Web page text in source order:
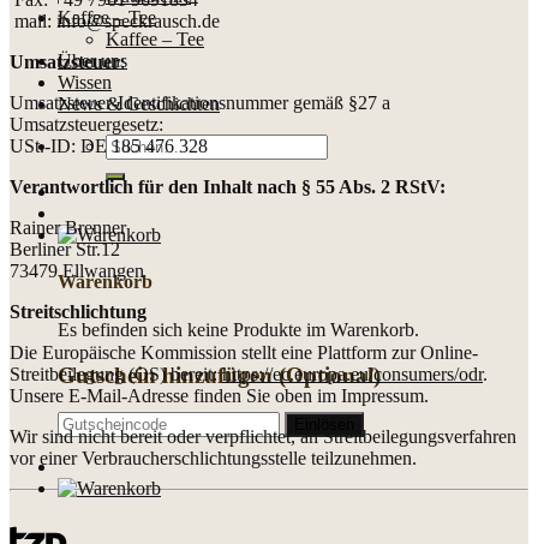
Kaffee – Tee
Kaffee – Tee
Über uns
Wissen
News & Geschichten
Suche
nach:
Warenkorb
Es befinden sich keine Produkte im Warenkorb.
Gutschein hinzufügen(Optional)
mail: info@speckrausch.de
Umsatzsteuer:
Umsatzsteuer-Identifikationsnummer gemäß §27 a
Umsatzsteuergesetz:
USt.-ID: DE 185 476 328
Verantwortlich für den Inhalt nach § 55 Abs. 2 RStV:
Rainer Brenner
Berliner Str.12
73479 Ellwangen
Streitschlichtung
Die Europäische Kommission stellt eine Plattform zur Online-
Streitbeilegung (OS) bereit:https://ec.europa.eu/consumers/odr.
Unsere E-Mail-Adresse finden Sie oben im Impressum.
Wir sind nicht bereit oder verpflichtet, an Streitbeilegungsverfahren
vor einer Verbraucherschlichtungsstelle teilzunehmen.